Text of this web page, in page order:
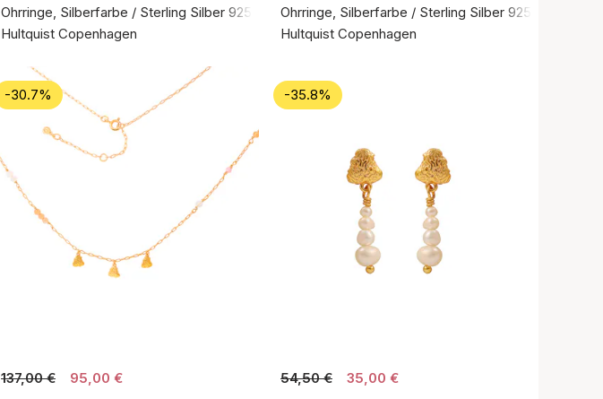
Ohrringe, Silberfarbe / Sterling Silber 925
Hultquist Copenhagen
Ohrringe, Silberfarbe / Sterling Silber 925
Hultquist Copenhagen
-30.7%
137,00 € 95,00 €
-35.8%
54,50 € 35,00 €